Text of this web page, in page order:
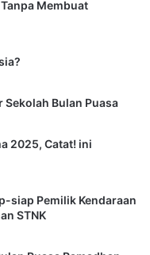
Membuat
Bulan Puasa
2025, Catat! ini
siap Pemilik Kendaraan
STNK